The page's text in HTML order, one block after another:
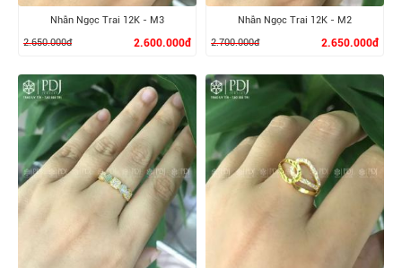
XEM CHI TIẾT
Nhẫn Ngọc Trai 12K - M3
2.650.000đ
2.600.000đ
XEM CHI TIẾT
Nhẫn Ngọc Trai 12K - M2
2.700.000đ
2.650.000đ